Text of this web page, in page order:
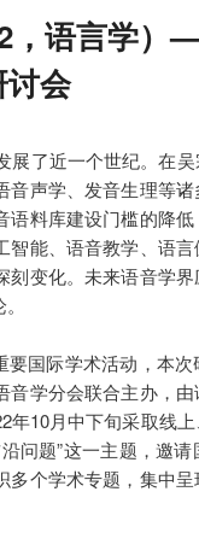
，语言学
会
展了近一个世纪。在
声学、发音生理等
料库建设门槛的降
能、语音教学、语
变化。未来语音学
要国际学术活动，本
学分会联合主办，
10月中下旬采取线
问题”这一主题，邀
个学术专题，集中